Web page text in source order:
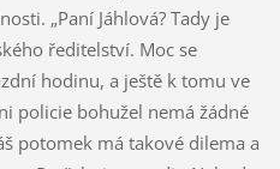
„Paní Jáhlová? Tady je
ředitelství. Moc se
hodinu, a ještě k tomu ve
policie bohužel nemá žádné
potomek má takové dilema a